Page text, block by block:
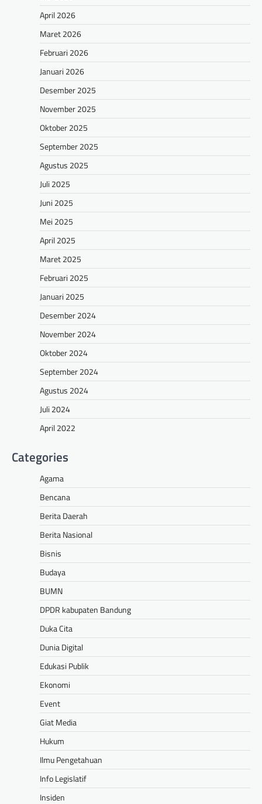
April 2026
Maret 2026
Februari 2026
Januari 2026
Desember 2025
November 2025
Oktober 2025
September 2025
Agustus 2025
Juli 2025
Juni 2025
Mei 2025
April 2025
Maret 2025
Februari 2025
Januari 2025
Desember 2024
November 2024
Oktober 2024
September 2024
Agustus 2024
Juli 2024
April 2022
Categories
Agama
Bencana
Berita Daerah
Berita Nasional
Bisnis
Budaya
BUMN
DPDR kabupaten Bandung
Duka Cita
Dunia Digital
Edukasi Publik
Ekonomi
Event
Giat Media
Hukum
Ilmu Pengetahuan
Info Legislatif
Insiden